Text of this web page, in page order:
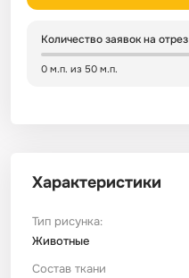
Количество заявок на отрез
0 м.п. из 50 м.п.
Характеристики
Тип рисунка:
Животные
Состав ткани
Сатин
Сатин Страйп
Сатин Твил
ТиСи Твил
Трикотаж
Зеленый
Детский
Город / архитектура
Морская тема